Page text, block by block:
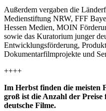
Außerdem vergaben die
Medienstiftung NRW, FFF
Hessen Medien, MOIN
sowie das Kuratorium junger
Entwicklungsförderung,
Dokumentarfilmprojekte und
++++
Im Herbst finden die meisten
groß ist die Anzahl der Preise
deutsche Filme.